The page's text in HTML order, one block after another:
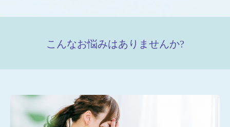
こんなお悩みはありませんか?